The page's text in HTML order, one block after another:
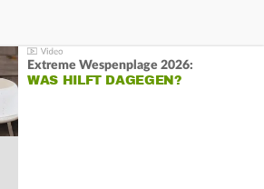
Extreme Wespenplage 2026:
WAS HILFT DAGEGEN?